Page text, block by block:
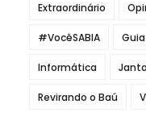
Extraordinário
#VocêSABIA
Informática
Revirando o Baú